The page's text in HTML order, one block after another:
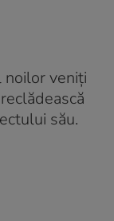
noilor veniți
său.